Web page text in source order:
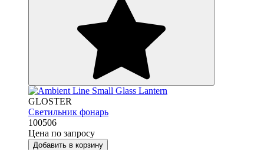
GLOSTER
Светильник фонарь
100506
Цена по запросу
Добавить в корзину